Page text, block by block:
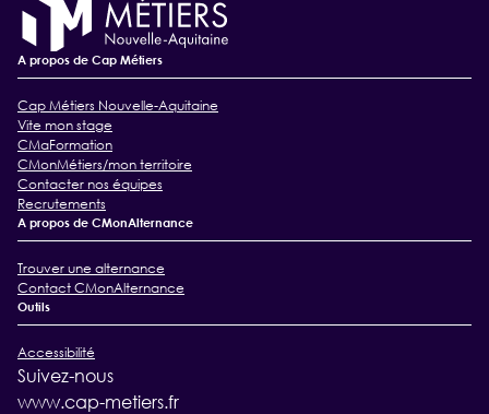
A propos de Cap Métiers
Cap Métiers Nouvelle-Aquitaine
Vite mon stage
CMaFormation
CMonMétiers/mon territoire
Contacter nos équipes
Recrutements
A propos de CMonAlternance
Trouver une alternance
Contact CMonAlternance
Outils
Accessibilité
Suivez-nous
www.cap-metiers.fr